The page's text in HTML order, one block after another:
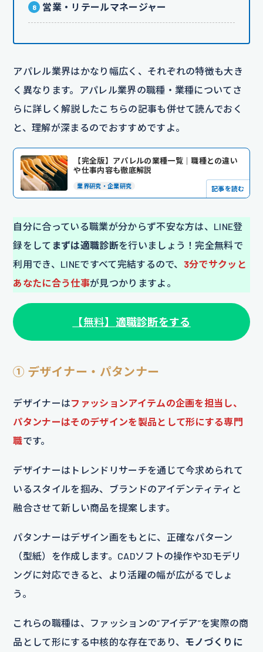
営業・リテールマネージャー
アパレル業界はかなり幅広く、それぞれの特徴も大き
く異なります。アパレル業界の職種・業種についてさ
らに詳しく解説したこちらの記事も併せて読んでおく
と、理解が深まるのでおすすめですよ。
【完全版】アパレルの業種一覧｜職種との違い
や仕事内容も徹底解説
業界研究・企業研究 記事を読む
自分に合っている職業が分からず不安な方は、LINE登
録をして まずは適職診断を行いましょう！完全無料で
利用でき、LINEですべて完結するので、 3分でサクッと
あなたに合う仕事が見つかりますよ。
【無料】 適職診断をする
① デザイナー・パタンナー
デザイナーはファッションアイテムの企画を担当し、
パタンナーはそのデザインを製品として形にする専門
職です。
デザイナーはトレンドリサーチを通じて今求められて
いるスタイルを掴み、ブランドのアイデンティティと
融合させて新しい商品を提案します。
パタンナーはデザイン画をもとに、正確なパターン
（型紙）を作成します。CADソフトの操作や3Dモデリ
ングに対応できると、より活躍の幅が広がるでしょ
う。
これらの職種は、ファッションの“アイデア”を実際の商
品として形にする中核的な存在であり、 モノづくりに